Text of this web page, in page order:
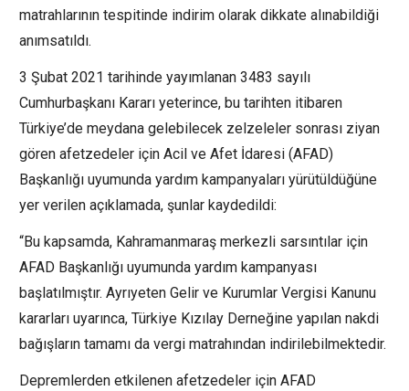
matrahlarının tespitinde indirim olarak dikkate alınabildiği
anımsatıldı.
3 Şubat 2021 tarihinde yayımlanan 3483 sayılı
Cumhurbaşkanı Kararı yeterince, bu tarihten itibaren
Türkiye’de meydana gelebilecek zelzeleler sonrası ziyan
gören afetzedeler için Acil ve Afet İdaresi (AFAD)
Başkanlığı uyumunda yardım kampanyaları yürütüldüğüne
yer verilen açıklamada, şunlar kaydedildi:
“Bu kapsamda, Kahramanmaraş merkezli sarsıntılar için
AFAD Başkanlığı uyumunda yardım kampanyası
başlatılmıştır. Ayrıyeten Gelir ve Kurumlar Vergisi Kanunu
kararları uyarınca, Türkiye Kızılay Derneğine yapılan nakdi
bağışların tamamı da vergi matrahından indirilebilmektedir.
Depremlerden etkilenen afetzedeler için AFAD